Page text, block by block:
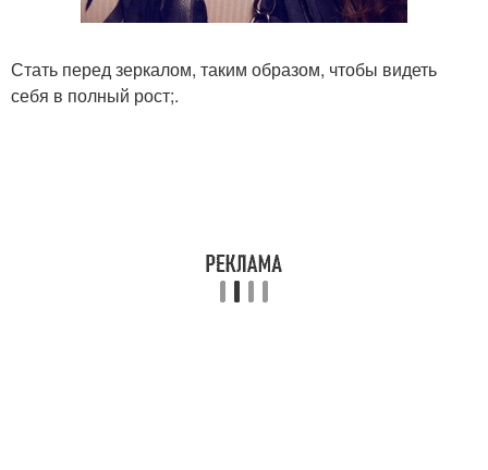
Стать перед зеркалом, таким образом, чтобы видеть
себя в полный рост;.